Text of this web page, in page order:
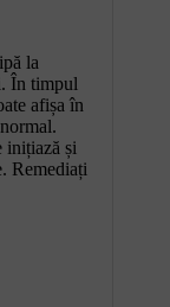
la
În timpul
afișa în
inițiază și
Remediați